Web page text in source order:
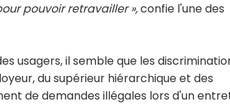
pouvoir retravailler »,confie l'une des
usagers, il semble que les
du supérieur hiérarchique et des
de demandes illégales lors d'un